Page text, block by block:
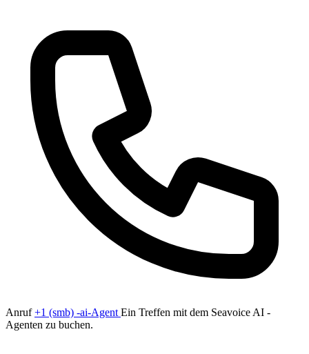
Anruf+1 (smb) -ai-Agent Ein Treffen mit dem Seavoice AI -
Agenten zu buchen.